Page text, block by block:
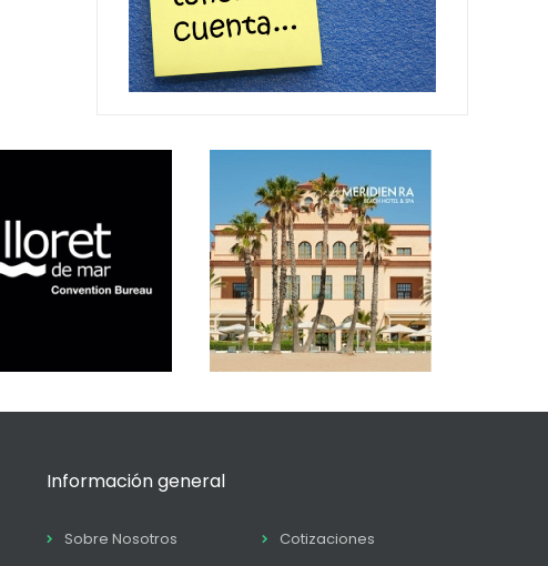
Información general
Sobre Nosotros
Cotizaciones